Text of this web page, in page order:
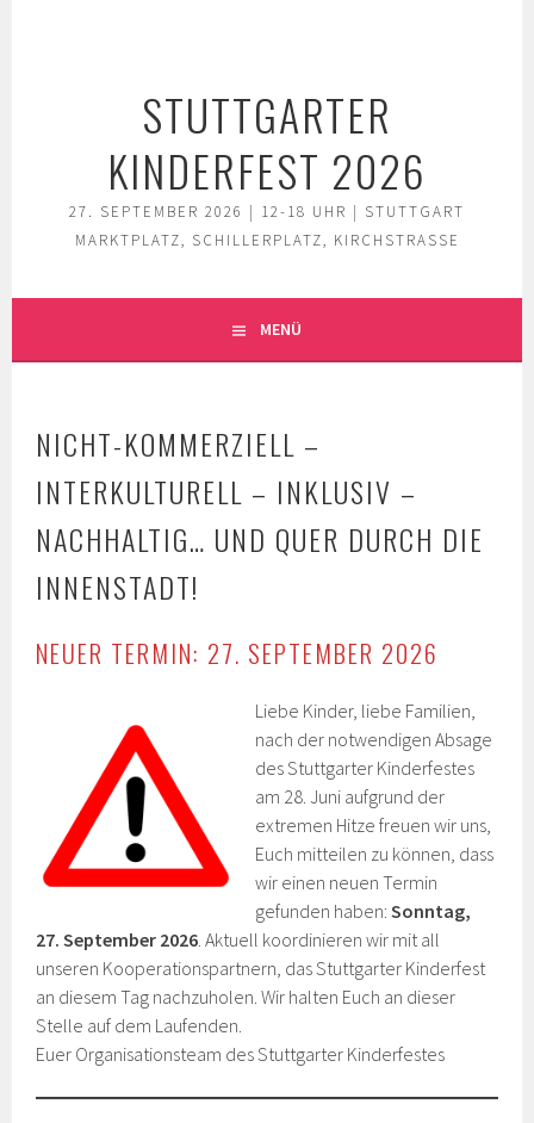
STUTTGARTER
KINDERFEST 2026
27. SEPTEMBER 2026 | 12-18 UHR | STUTTGART
MARKTPLATZ, SCHILLERPLATZ, KIRCHSTRASSE
MENÜ
NICHT-KOMMERZIELL –
INTERKULTURELL – INKLUSIV –
NACHHALTIG… UND QUER DURCH DIE
INNENSTADT!
NEUER TERMIN: 27. SEPTEMBER 2026
Liebe Kinder, liebe Familien,
nach der notwendigen Absage
des Stuttgarter Kinderfestes
am 28. Juni aufgrund der
extremen Hitze freuen wir uns,
Euch mitteilen zu können, dass
wir einen neuen Termin
gefunden haben:Sonntag,
27. September 2026. Aktuell koordinieren wir mit all
unseren Kooperationspartnern, das Stuttgarter Kinderfest
an diesem Tag nachzuholen. Wir halten Euch an dieser
Stelle auf dem Laufenden.
Euer Organisationsteam des Stuttgarter Kinderfestes